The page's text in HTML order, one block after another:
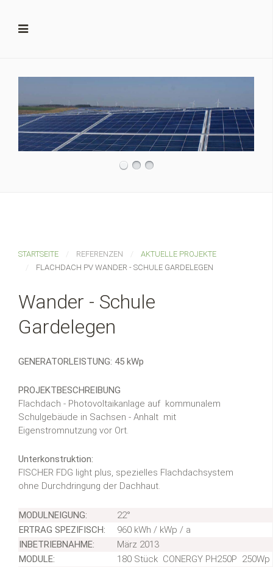
STARTSEITE REFERENZEN
AKTUELLE PROJEKTE
FLACHDACH PV WANDER - SCHULE GARDELEGEN
Wander - Schule
Gardelegen
GENERATORLEISTUNG: 45 kWp
PROJEKTBESCHREIBUNG
Flachdach - Photovoltaikanlage auf kommunalem
Schulgebäude in Sachsen - Anhalt mit
Eigenstromnutzung vor Ort.
Unterkonstruktion:
FISCHER FDG light plus, spezielles Flachdachsystem
ohne Durchdringung der Dachhaut.
MODULNEIGUNG:
22°
ERTRAG SPEZIFISCH:
960 kWh / kWp / a
INBETRIEBNAHME:
März 2013
MODULE:
180 Stück CONERGY PH250P